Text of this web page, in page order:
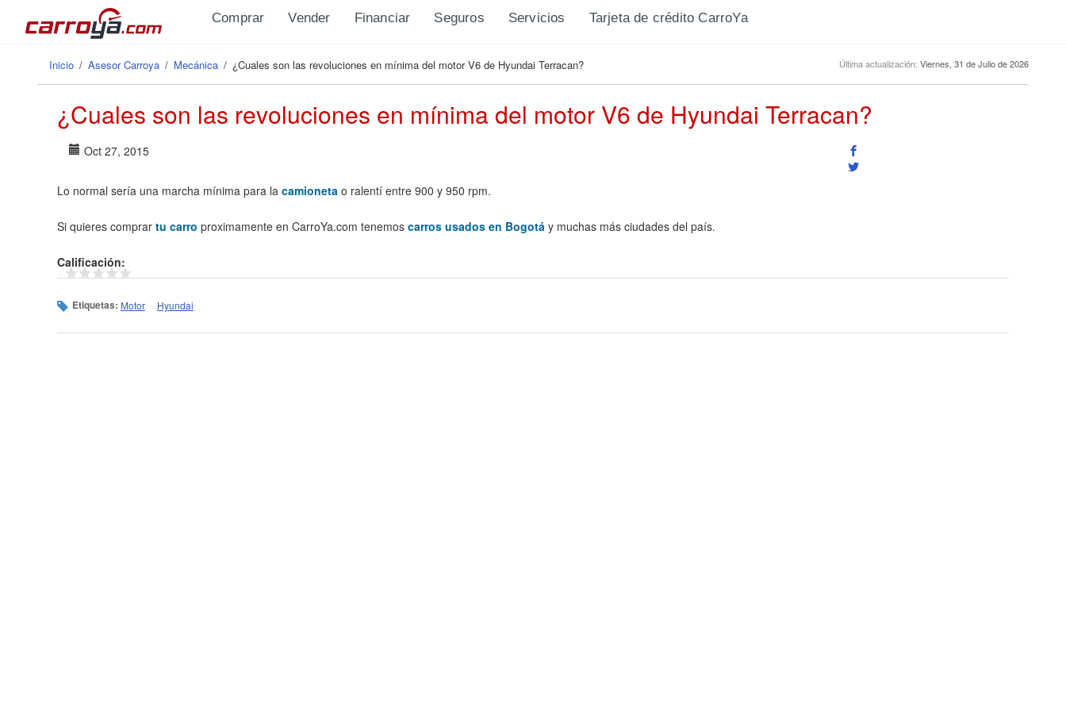
Pasar al contenido principal
Comprar Vender Financiar Seguros Servicios Tarjeta de crédito CarroYa
Se encuentra usted aquí
Inicio / Asesor Carroya / Mecánica / ¿Cuales son las revoluciones en mínima del motor V6 de Hyundai Terracan? Última actualización: Viernes, 31 de Julio de 2026
¿Cuales son las revoluciones en mínima del motor V6 de Hyundai Terracan?
Oct 27, 2015
Lo normal sería una marcha mínima para la camioneta o ralentí entre 900 y 950 rpm.
Si quieres comprar tu carro proximamente en CarroYa.com tenemos carros usados en Bogotá y muchas más ciudades del país.
Calificación:
Etiquetas: Motor Hyundai